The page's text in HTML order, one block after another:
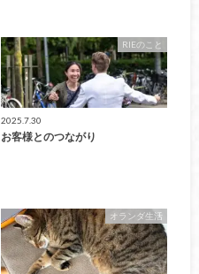
RIEのこと
2025.7.30
お客様とのつながり
オランダ生活